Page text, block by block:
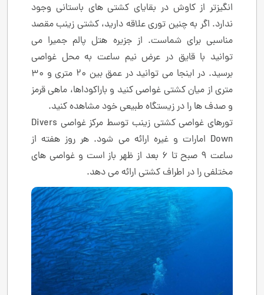
انگیزتر از کاوش در بقایای کشتی های باستانی وجود
ندارد. اگر به چنین توری علاقه دارید، کشتی زینب مقصد
مناسبی برای شماست. از جزیره هتل پالم جمیرا می
توانید با قایق در عرض نیم ساعت به محل غواصی
برسید. در اینجا می توانید در عمق بین 20 متری و 30
متری از میان کشتی غواصی کنید و باراکوداها، ماهی قرمز
و صدف ها را در زیستگاه طبیعی خود مشاهده کنید.
تورهای غواصی کشتی زینب توسط مرکز غواصی Divers
Down امارات و غیره ارائه می شود. هر روز هفته از
ساعت 9 صبح تا 6 بعد از ظهر باز است و غواصی های
مختلفی را در اطراف کشتی ارائه می دهد.